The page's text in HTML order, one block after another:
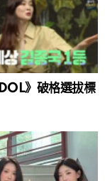
》破格選拔標